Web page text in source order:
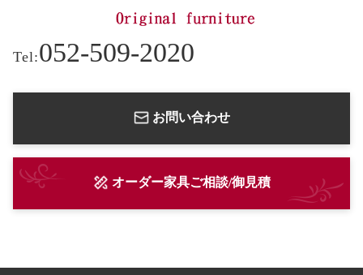
Tel:052-509-2020
お問い合わせ
オーダー家具ご相談/御見積